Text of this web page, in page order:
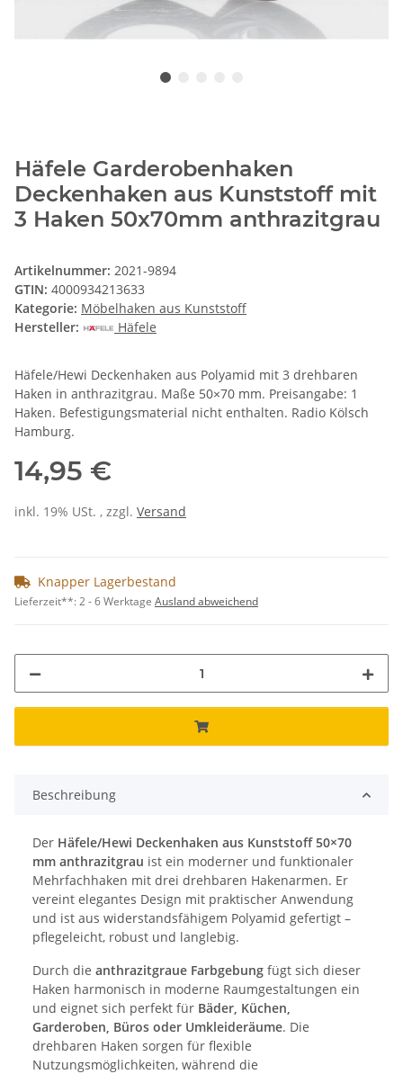
Häfele Garderobenhaken
Deckenhaken aus Kunststoff mit
3 Haken 50x70mm anthrazitgrau
Artikelnummer: 2021-9894
GTIN: 4000934213633
Kategorie: Möbelhaken aus Kunststoff
Hersteller:
Häfele
Häfele/Hewi Deckenhaken aus Polyamid mit 3 drehbaren
Haken in anthrazitgrau. Maße 50×70 mm. Preisangabe: 1
Haken. Befestigungsmaterial nicht enthalten. Radio Kölsch
Hamburg.
14,95 €
inkl. 19% USt. , zzgl. Versand
Knapper Lagerbestand
Lieferzeit**:2 - 6 Werktage Ausland abweichend
Beschreibung
Der Häfele/Hewi Deckenhaken aus Kunststoff 50×70
mm anthrazitgrau ist ein moderner und funktionaler
Mehrfachhaken mit drei drehbaren Hakenarmen. Er
vereint elegantes Design mit praktischer Anwendung
und ist aus widerstandsfähigem Polyamid gefertigt –
pflegeleicht, robust und langlebig.
Durch die anthrazitgraue Farbgebung fügt sich dieser
Haken harmonisch in moderne Raumgestaltungen ein
und eignet sich perfekt für Bäder, Küchen,
Garderoben, Büros oder Umkleideräume. Die
drehbaren Haken sorgen für flexible
Nutzungsmöglichkeiten, während die